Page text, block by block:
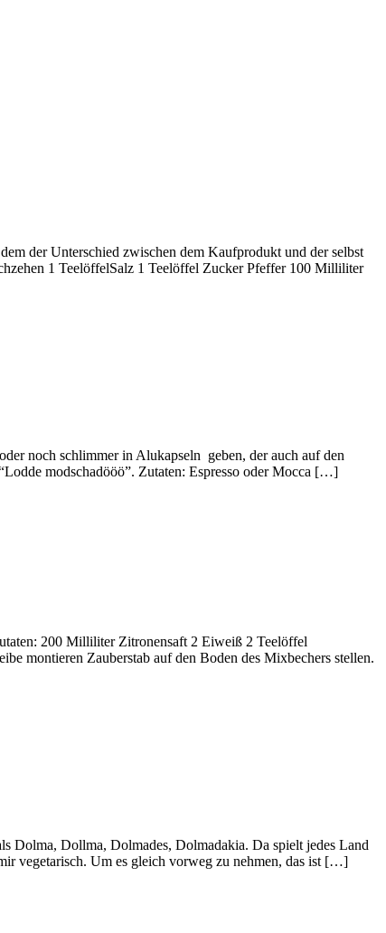
der Unterschied zwischen dem Kaufprodukt und der selbst
1 TeelöffelSalz 1 Teelöffel Zucker Pfeffer 100 Milliliter
noch schlimmer in Alukapseln geben, der auch auf den
modschadööö”. Zutaten: Espresso oder Mocca […]
200 Milliliter Zitronensaft 2 Eiweiß 2 Teelöffel
montieren Zauberstab auf den Boden des Mixbechers stellen.
Dolma, Dollma, Dolmades, Dolmadakia. Da spielt jedes Land
vegetarisch. Um es gleich vorweg zu nehmen, das ist […]